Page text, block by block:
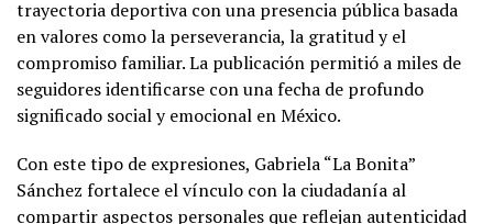
trayectoria deportiva con una presencia pública basada
en valores como la perseverancia, la gratitud y el
compromiso familiar. La publicación permitió a miles de
seguidores identificarse con una fecha de profundo
significado social y emocional en México.
Con este tipo de expresiones, Gabriela “La Bonita”
Sánchez fortalece el vínculo con la ciudadanía al
compartir aspectos personales que reflejan autenticidad